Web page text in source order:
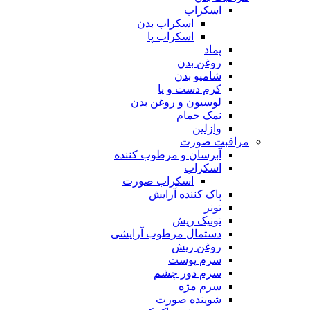
اسکراب
اسکراب بدن
اسکراب پا
پماد
روغن بدن
شامپو بدن
کرم دست و پا
لوسیون و روغن بدن
نمک حمام
وازلین
مراقبت صورت
آبرسان و مرطوب کننده
اسکراب
اسکراب صورت
پاک کننده آرایش
تونر
تونیک ریش
دستمال مرطوب آرایشی
روغن ریش
سرم پوست
سرم دور چشم
سرم مژه
شوینده صورت